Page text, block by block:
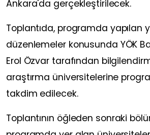
Ankara'da gerçekleştirilecek.
Toplantıda, programda yapılan
düzenlemeler konusunda YÖK
Erol Özvar tarafından
araştırma üniversitelerine
takdim edilecek.
Toplantının öğleden sonraki